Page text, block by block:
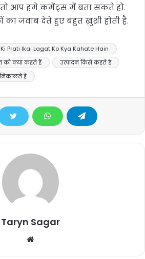
तो आप हमे कमेंट्स में बता सकते हो.
जवाब देते हुए बहुत ख़ुशी होती है.
Prati Ikai Lagat Ko Kya Kahate Hain
को क्या कहते हैं
उत्पादन किसे कहते है
है
Taryn Sagar
Website